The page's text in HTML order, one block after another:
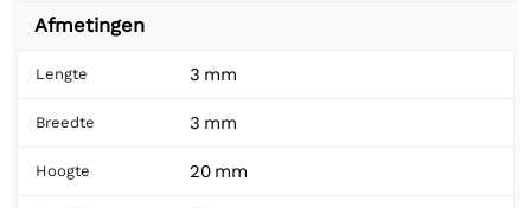
Afmetingen
Lengte 3 mm
Breedte 3 mm
Hoogte 20 mm